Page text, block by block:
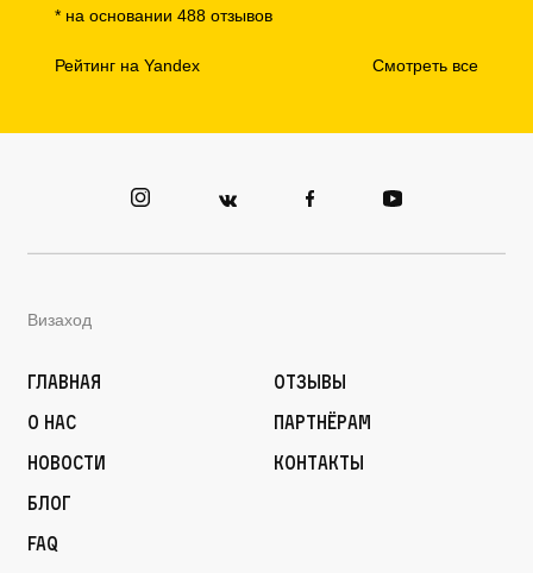
Рейтинг на Yandex Смотреть все
* на основании 488 отзывов
Визаход
Главная
О нас
Новости
Блог
FAQ
Отзывы
Партнёрам
Контакты